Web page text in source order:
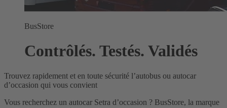
BusStore
Contrôlés. Testés. Validés
Trouvez rapidement et en toute sécurité l’autobus ou autocar
d’occasion qui vous convient
Vous recherchez un autocar Setra d’occasion ? BusStore, la marque